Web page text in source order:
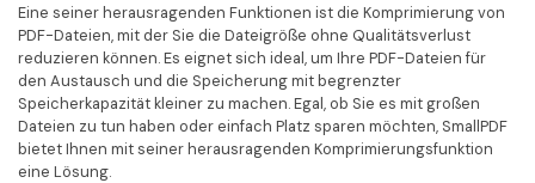
Eine seiner herausragenden Funktionen ist die Komprimierung von
PDF-Dateien, mit der Sie die Dateigröße ohne Qualitätsverlust
reduzieren können. Es eignet sich ideal, um Ihre PDF-Dateien für
den Austausch und die Speicherung mit begrenzter
Speicherkapazität kleiner zu machen. Egal, ob Sie es mit großen
Dateien zu tun haben oder einfach Platz sparen möchten, SmallPDF
bietet Ihnen mit seiner herausragenden Komprimierungsfunktion
eine Lösung.